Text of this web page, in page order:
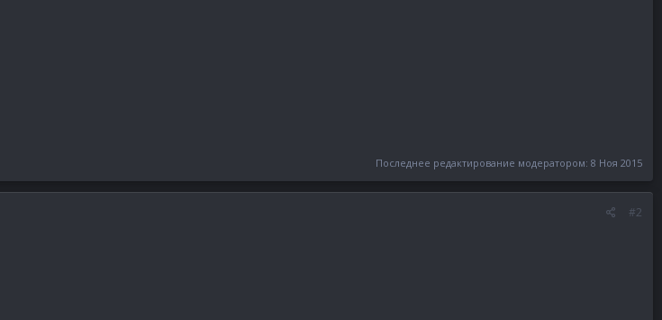
Последнее редактирование модератором: 8 Ноя 2015
#2